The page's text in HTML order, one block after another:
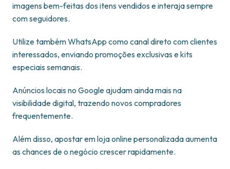
imagens bem-feitas dos itens vendidos e interaja sempre
com seguidores.
Utilize também WhatsApp como canal direto com clientes
interessados, enviando promoções exclusivas e kits
especiais semanais.
Anúncios locais no Google ajudam ainda mais na
visibilidade digital, trazendo novos compradores
frequentemente.
Além disso, apostar em loja online personalizada aumenta
as chances de o negócio crescer rapidamente.